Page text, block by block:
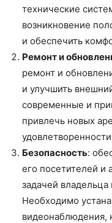
технические
возникновение
и обеспечить
Ремонт и
ремонт и
и улучшить
современные и
привлечь новых
Безопасность:
его посетителей и
задачей
Необходимо
видеонаблюдения,